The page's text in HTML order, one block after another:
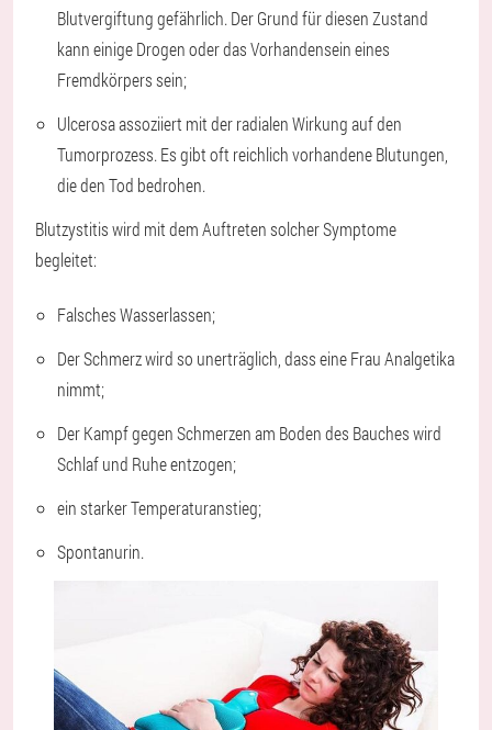
Blutvergiftung gefährlich. Der Grund für diesen Zustand
kann einige Drogen oder das Vorhandensein eines
Fremdkörpers sein;
Ulcerosa assoziiert mit der radialen Wirkung auf den
Tumorprozess. Es gibt oft reichlich vorhandene Blutungen,
die den Tod bedrohen.
Blutzystitis wird mit dem Auftreten solcher Symptome
begleitet:
Falsches Wasserlassen;
Der Schmerz wird so unerträglich, dass eine Frau Analgetika
nimmt;
Der Kampf gegen Schmerzen am Boden des Bauches wird
Schlaf und Ruhe entzogen;
ein starker Temperaturanstieg;
Spontanurin.